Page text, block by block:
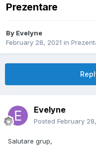
Prezentare
By Evelyne
February 28, 2021 in
Evelyne
Posted February
Salutare grup,